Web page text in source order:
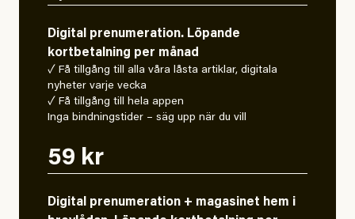
Digital prenumeration. Löpande
kortbetalning per månad
✓ Få tillgång till alla våra låsta artiklar, digitala
nyheter varje vecka
✓ Få tillgång till hela appen
Inga bindningstider – säg upp när du vill
59 kr
Digital prenumeration + magasinet hem i